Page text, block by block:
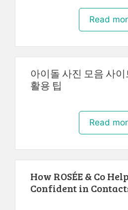
Read
아이돌 사진 모음 사
활용 팁
Read
How ROSÉE & Co
Confident in